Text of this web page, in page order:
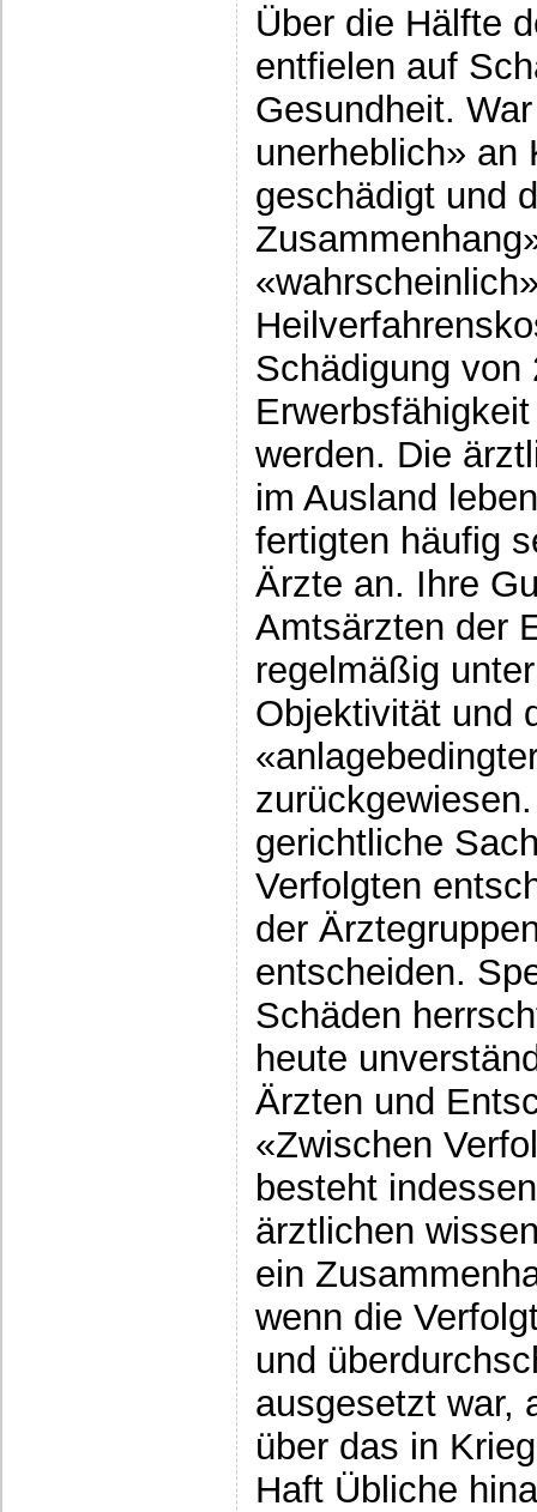
Über die Hälfte
entfielen auf
Gesundheit.
unerheblich» an
geschädigt und
Schädigung von
werden. Die
im Ausland
fertigten häufig
Ärzte an. Ihre
Amtsärzten der
regelmäßig
Objektivität und
gerichtliche
Verfolgten
der
entscheiden.
Schäden
heute
Ärzten und
«Zwischen
besteht
ärztlichen
ein
wenn die
und
ausgesetzt war,
über das in
Haft Übliche